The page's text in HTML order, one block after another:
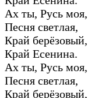
Ах ты, Русь моя,
Песня светлая,
Край берёзовый,
Край Есенина.
Ах ты, Русь моя,
Песня светлая,
Край берёзовый,